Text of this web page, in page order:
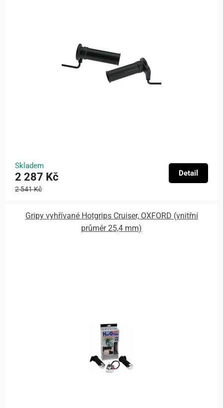
Skladem
2 287 Kč
2 541 Kč
Detail
Gripy vyhřívané Hotgrips Cruiser, OXFORD (vnitřní
průměr 25,4 mm)